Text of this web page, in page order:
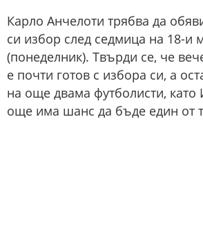
Карло Анчелоти трябва да
си избор след седмица на 18-и
(понеделник). Твърди се, че
е почти готов с избора си, а
на още двама футболисти, като
още има шанс да бъде един от